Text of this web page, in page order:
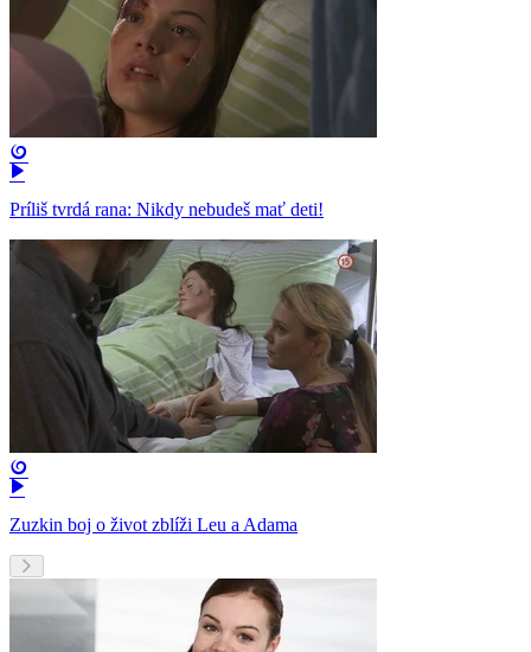
Príliš tvrdá rana: Nikdy nebudeš mať deti!
Zuzkin boj o život zblíži Leu a Adama